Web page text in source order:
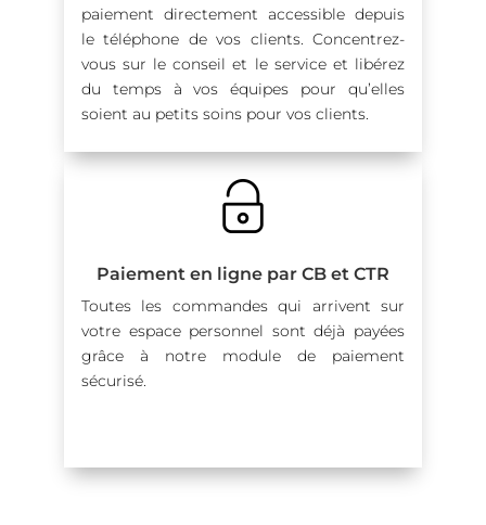
paiement directement accessible depuis
le téléphone de vos clients. Concentrez-
vous sur le conseil et le service et libérez
du temps à vos équipes pour qu’elles
soient au petits soins pour vos clients.
Paiement en ligne par CB et CTR
Toutes les commandes qui arrivent sur
votre espace personnel sont déjà payées
grâce à notre module de paiement
sécurisé.